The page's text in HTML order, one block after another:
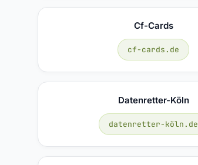
Cf-Cards
cf-cards.de
Datenretter-Köln
datenretter-köln.de